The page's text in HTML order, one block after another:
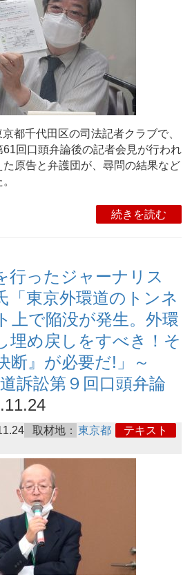
都千代田区の司法記者クラブで、
回口頭弁論後の記者会見が行われ
原告と弁護団が、尋問の結果など
続きを読む
行ったジャーナリス
「東京外環道のトンネ
上で陥没が発生。外環
埋め戻しをすべき！そ
断』が必要だ!」～
訴訟第９回口頭弁論
取材地： 東京都
テキスト